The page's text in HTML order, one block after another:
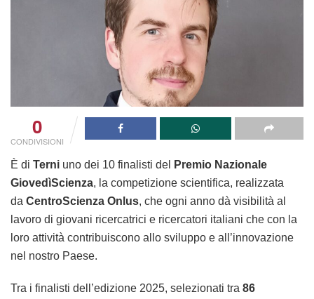
0
CONDIVISIONI
È di Terni uno dei 10 finalisti del
Premio Nazionale
GiovedìScienza, la competizione scientifica, realizzata
da CentroScienza Onlus, che ogni anno dà visibilità al
lavoro di giovani ricercatrici e ricercatori italiani che con la
loro attività contribuiscono allo sviluppo e all’innovazione
nel nostro Paese.
Tra i finalisti dell’edizione 2025, selezionati tra 86